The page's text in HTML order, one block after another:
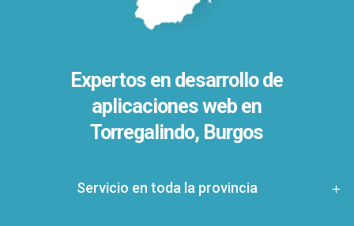
Expertos en desarrollo de
aplicaciones web en
Torregalindo, Burgos
Servicio en toda la provincia